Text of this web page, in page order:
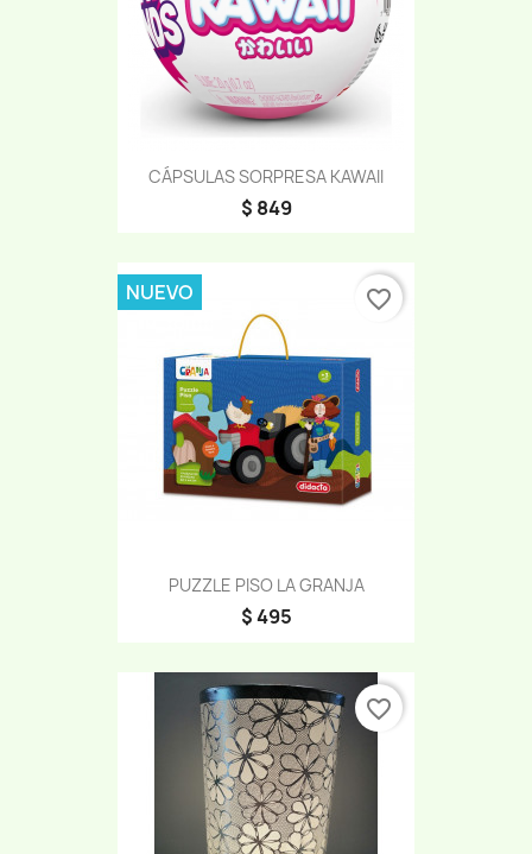
CÁPSULAS SORPRESA KAWAII
$ 849
PUZZLE PISO LA GRANJA
$ 495
NUEVO favorite_border
favorite_border